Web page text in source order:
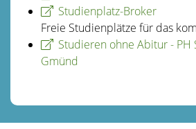
Studienplatz-Broker
Freie Studienplätze für das
Studieren ohne Abitur - PH
Gmünd